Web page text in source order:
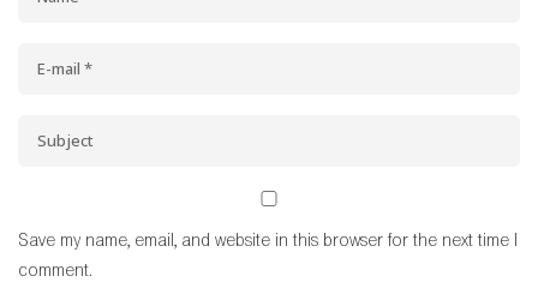
Save my name, email, and website in this browser for the next time I
comment.